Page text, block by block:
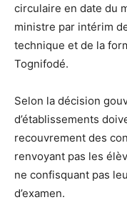
circulaire en date du
ministre par intérim
technique et de la
Tognifodé.
Selon la décision
d’établissements
recouvrement des
renvoyant pas les
ne confisquant pas
d’examen.